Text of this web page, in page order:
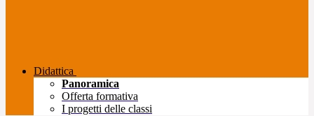
Didattica
Panoramica
Offerta formativa
I progetti delle classi